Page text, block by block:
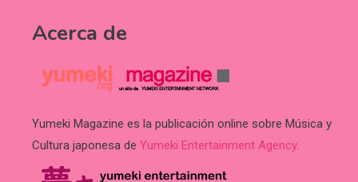
Acerca de
Yumeki Magazine es la publicación online sobre Música y
Cultura japonesa de Yumeki Entertainment Agency.